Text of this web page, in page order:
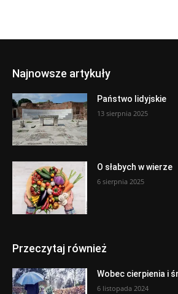
Najnowsze artykuły
Państwo lidyjskie
13 sierpnia 2025
O słabych w wierze
6 sierpnia 2025
Przeczytaj również
Wobec cierpienia i
6 listopada 2024